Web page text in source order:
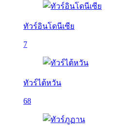
ทัวร์อินโดนีเซีย
7
ทัวร์ไต้หวัน
68